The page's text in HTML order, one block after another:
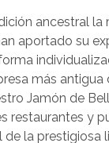
ancestral
aportado su
más antigua
Jamón de
restaurantes y
la prestigiosa